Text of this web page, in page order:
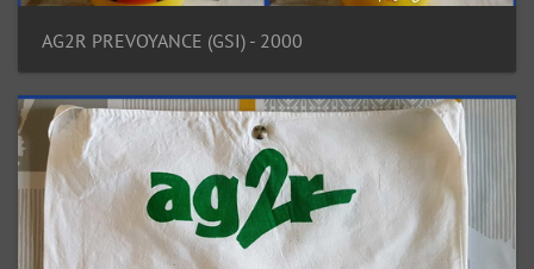
AG2R PREVOYANCE (GSI) - 2000